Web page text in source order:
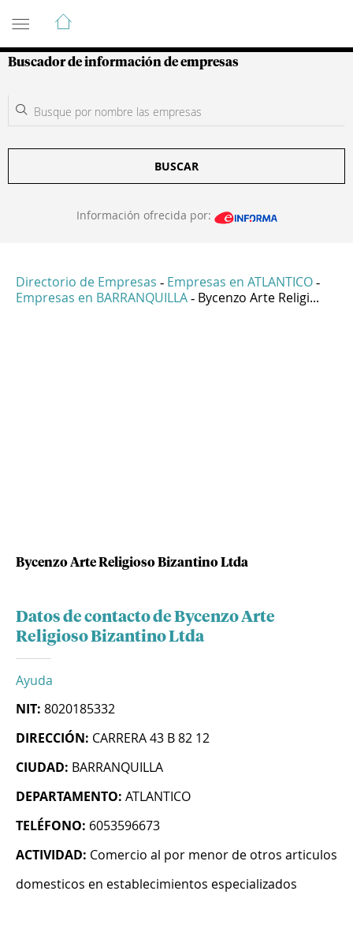
Guía de Empresas Colombianas
Buscador de información de empresas
BUSCAR
Información ofrecida por:
Directorio de Empresas - Empresas en ATLANTICO -
Empresas en BARRANQUILLA - Bycenzo Arte Religi...
Bycenzo Arte Religioso Bizantino Ltda
Datos de contacto de Bycenzo Arte
Religioso Bizantino Ltda
Ayuda
NIT: 8020185332
DIRECCIÓN: CARRERA 43 B 82 12
CIUDAD: BARRANQUILLA
DEPARTAMENTO: ATLANTICO
TELÉFONO: 6053596673
ACTIVIDAD: Comercio al por menor de otros articulos
domesticos en establecimientos especializados